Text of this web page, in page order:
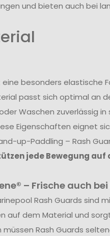
und bieten auch bei
eine besonders elastische
passt sich optimal an
Waschen zuverlässig in
Eigenschaften eignet
up-Paddling – Rash
jede Bewegung auf
– Frische auch
Rash Guards sind
auf dem Material und
müssen Rash Guards